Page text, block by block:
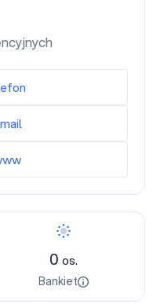
0os.
Bankiet